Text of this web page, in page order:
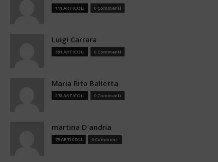
111 ARTICOLI 0 Commenti
Luigi Carrara
381 ARTICOLI 0 Commenti
Maria Rita Balletta
278 ARTICOLI 0 Commenti
martina D'andria
73 ARTICOLI 0 Commenti